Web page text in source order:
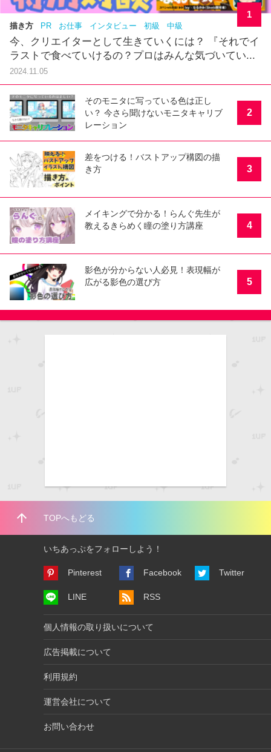
描き方 PR お仕事 インタビュー 初級 中級
今、クリエイターとして生きていくには？ 『それでイ
ラストで食べていけるの？プロはみんな気づいてい...
2024.11.05
1
そのモニタに写っている色は正し
い？ 今さら聞けないモニタキャリブ
レーション
2
差をつける！バストアップ構図の描
き方
3
メイキングで分かる！らんぐ先生が
教えるきらめく瞳の塗り方講座
4
影色が分からない人必見！表現幅が
広がる影色の選び方
5
arrow_upward TOPへもどる
いちあっぷをフォローしよう！
Pinterest Facebook Twitter
LINE RSS
個人情報の取り扱いについて
広告掲載について
利用規約
運営会社について
お問い合わせ